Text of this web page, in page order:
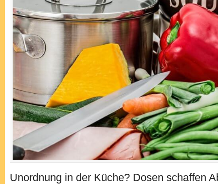
Unordnung in der Küche? Dosen schaffen